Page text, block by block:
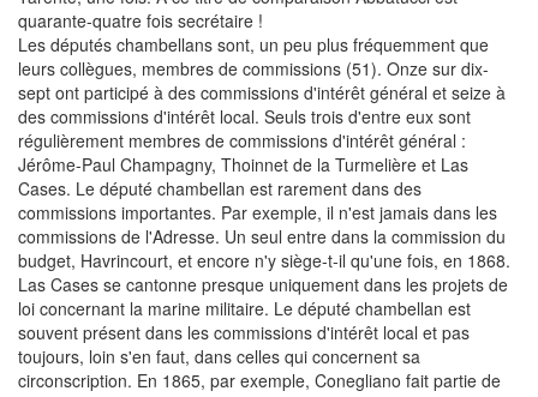
quarante-quatre fois secrétaire !
Les députés chambellans sont, un peu plus fréquemment que
leurs collègues, membres de commissions (51). Onze sur dix-
sept ont participé à des commissions d'intérêt général et seize à
des commissions d'intérêt local. Seuls trois d'entre eux sont
régulièrement membres de commissions d'intérêt général :
Jérôme-Paul Champagny, Thoinnet de la Turmelière et Las
Cases. Le député chambellan est rarement dans des
commissions importantes. Par exemple, il n'est jamais dans les
commissions de l'Adresse. Un seul entre dans la commission du
budget, Havrincourt, et encore n'y siège-t-il qu'une fois, en 1868.
Las Cases se cantonne presque uniquement dans les projets de
loi concernant la marine militaire. Le député chambellan est
souvent présent dans les commissions d'intérêt local et pas
toujours, loin s'en faut, dans celles qui concernent sa
circonscription. En 1865, par exemple, Conegliano fait partie de